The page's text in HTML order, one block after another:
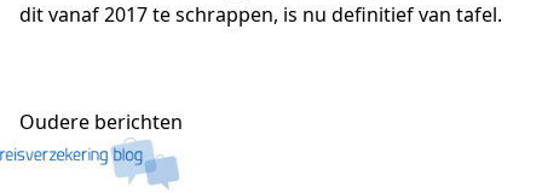
dit vanaf 2017 te schrappen, is nu definitief van tafel.
Berichtennavigatie
Oudere berichten